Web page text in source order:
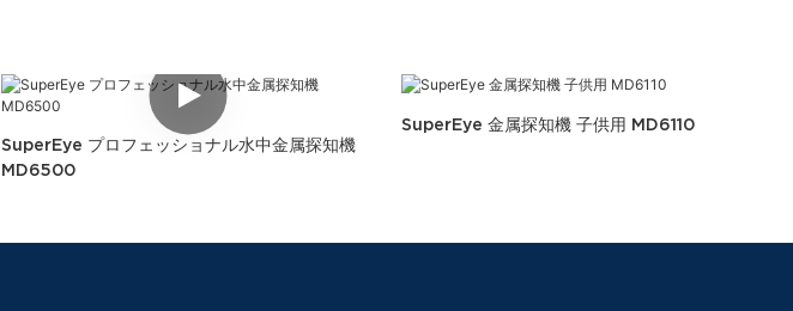
SuperEye プロフェッショナル水中金属探知機
MD6500
SuperEye 金属探知機 子供用 MD6110